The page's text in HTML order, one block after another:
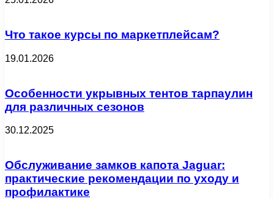
Что такое курсы по маркетплейсам?
19.01.2026
Особенности укрывных тентов тарпаулин
для различных сезонов
30.12.2025
Обслуживание замков капота Jaguar:
практические рекомендации по уходу и
профилактике